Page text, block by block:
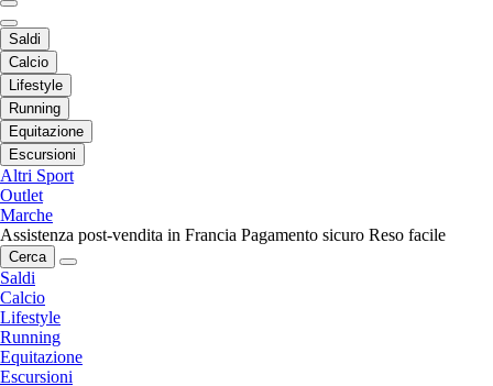
Saldi
Calcio
Lifestyle
Running
Equitazione
Escursioni
Altri Sport
Outlet
Marche
Assistenza post-vendita in Francia Pagamento sicuro Reso facile
Cerca
Saldi
Calcio
Lifestyle
Running
Equitazione
Escursioni